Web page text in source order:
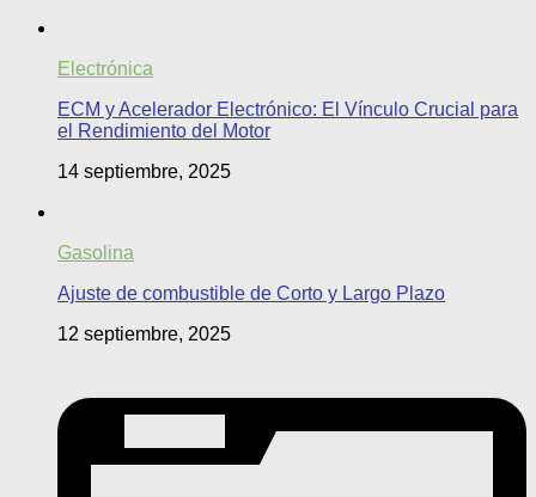
Electrónica
ECM y Acelerador Electrónico: El Vínculo Crucial para
el Rendimiento del Motor
14 septiembre, 2025
Gasolina
Ajuste de combustible de Corto y Largo Plazo
12 septiembre, 2025